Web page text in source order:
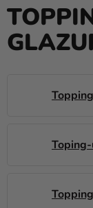
Heliu si
baloane
Petrecere
pentru
carnaval
pentru